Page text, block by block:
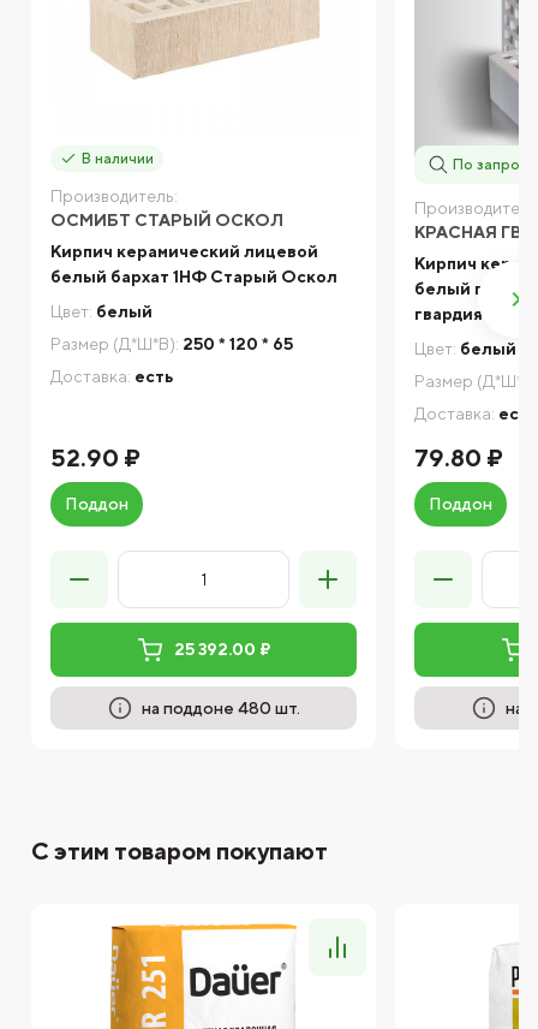
В наличии
Производитель:
ОСМИБТ СТАРЫЙ ОСКОЛ
Кирпич керамический лицевой
белый бархат 1НФ Старый Оскол
Цвет: белый
Размер (Д*Ш*В): 250 * 120 * 65
Доставка: есть
52.90 ₽
Поддон
25 392.00 ₽
на поддоне 480 шт.
По запросу
КРАСНАЯ
Кирпич
белый
гвардия
Цвет: белый
Размер
Доставка: есть
79.80 ₽
Поддон
на
С этим товаром покупают